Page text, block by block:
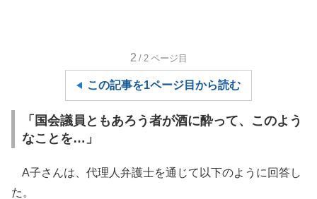
2 /2 ページ目
この記事を1ページ目から読む
「国会議員ともあろう者が酒に酔って、このよう
なことを…」
A子さんは、代理人弁護士を通じて以下のように回答し
た。